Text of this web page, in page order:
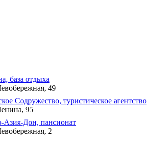
база отдыха
49
Содружество, туристическое агентство
95
Азия-Дон, пансионат
2